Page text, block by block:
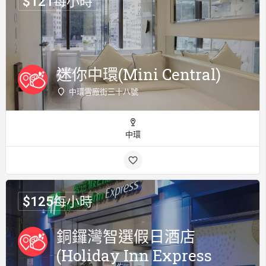
迷你中環(Mini Central)
中環雪廠街三十八號
中環
銅鑼灣智選假日酒店
(Holiday Inn Express
$125每小時